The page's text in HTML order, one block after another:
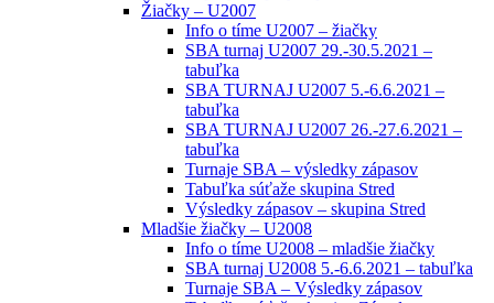
Žiačky – U2007
Info o tíme U2007 – žiačky
SBA turnaj U2007 29.-30.5.2021 –
tabuľka
SBA TURNAJ U2007 5.-6.6.2021 –
tabuľka
SBA TURNAJ U2007 26.-27.6.2021 –
tabuľka
Turnaje SBA – výsledky zápasov
Tabuľka súťaže skupina Stred
Výsledky zápasov – skupina Stred
Mladšie žiačky – U2008
Info o tíme U2008 – mladšie žiačky
SBA turnaj U2008 5.-6.6.2021 – tabuľka
Turnaje SBA – Výsledky zápasov